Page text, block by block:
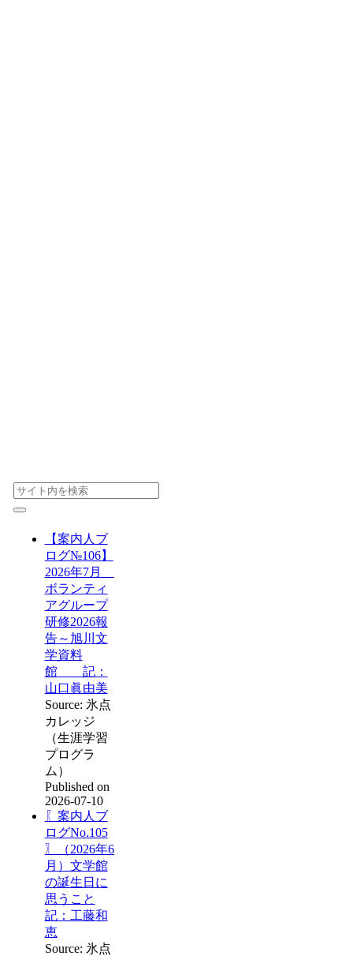
【案内人ブ
ログ№106】
2026年7月
ボランティ
アグループ
研修2026報
告～旭川文
学資料
館 記：
山口眞由美
Source: 氷点
カレッジ
（生涯学習
プログラ
ム）
Published on
2026-07-10
〖案内人ブ
ログNo.105
〗（2026年6
月）文学館
の誕生日に
思うこと
記：工藤和
恵
Source: 氷点